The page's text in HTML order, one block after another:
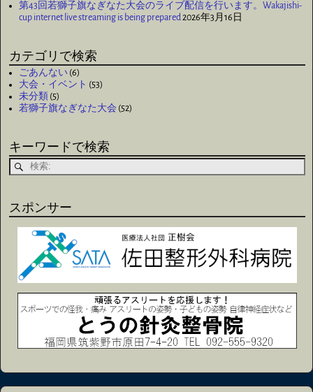
第43回若獅子旗なぎなた大会のライブ配信を行います。Wakajishi-
cup internet live streaming is being prepared2026年3月16日
カテゴリで検索
ごあんない (6)
大会・イベント (53)
未分類 (5)
若獅子旗なぎなた大会 (52)
キーワードで検索
スポンサー